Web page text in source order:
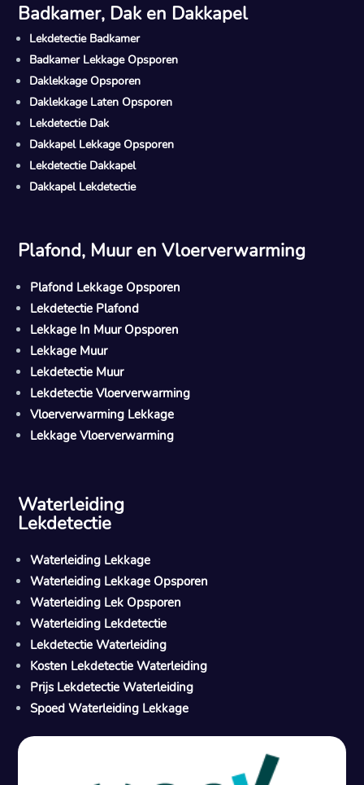
Badkamer, Dak en Dakkapel
Lekdetectie Badkamer
Badkamer Lekkage Opsporen
Daklekkage Opsporen
Daklekkage Laten Opsporen
Lekdetectie Dak
Dakkapel Lekkage Opsporen
Lekdetectie Dakkapel
Dakkapel Lekdetectie
Plafond, Muur en Vloerverwarming
Plafond Lekkage Opsporen
Lekdetectie Plafond
Lekkage In Muur Opsporen
Lekkage Muur
Lekdetectie Muur
Lekdetectie Vloerverwarming
Vloerverwarming Lekkage
Lekkage Vloerverwarming
Waterleiding
Lekdetectie
Waterleiding Lekkage
Waterleiding Lekkage Opsporen
Waterleiding Lek Opsporen
Waterleiding Lekdetectie
Lekdetectie Waterleiding
Kosten Lekdetectie Waterleiding
Prijs Lekdetectie Waterleiding
Spoed Waterleiding Lekkage